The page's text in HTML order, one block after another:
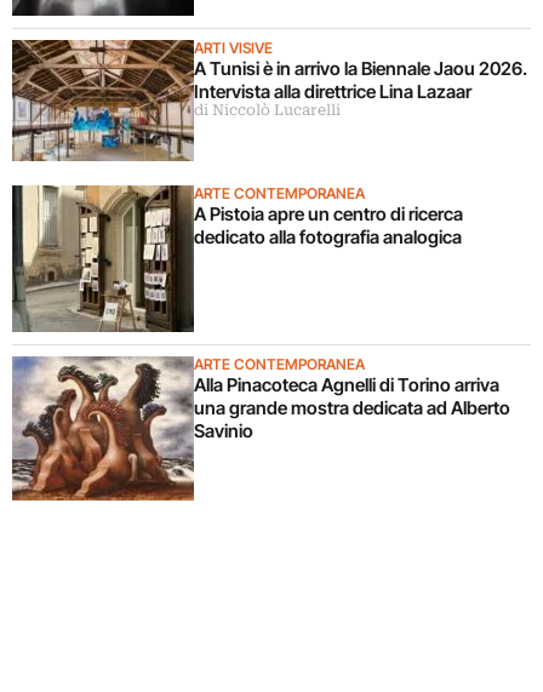
ARTI VISIVE
A Tunisi è in arrivo la Biennale Jaou 2026.
Intervista alla direttrice Lina Lazaar
di Niccolò Lucarelli
ARTE CONTEMPORANEA
A Pistoia apre un centro di ricerca
dedicato alla fotografia analogica
ARTE CONTEMPORANEA
Alla Pinacoteca Agnelli di Torino arriva
una grande mostra dedicata ad Alberto
Savinio